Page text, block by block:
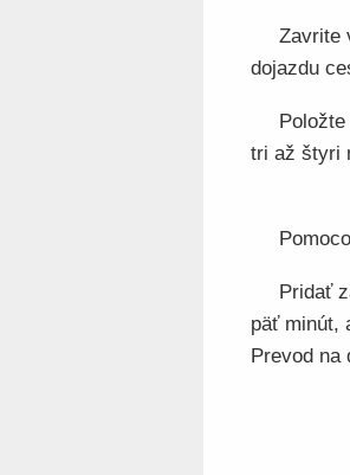
Zavrite
dojazdu
tri až štyri
Pridať
päť minút,
Prevod na